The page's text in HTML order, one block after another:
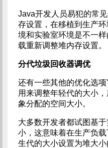
Java开发人员易犯的常
存设置，在移植到生产
境和实验室环境是不一
载重新调整堆内存设置。
分代垃圾回收器调优
还有一些其他的优化选项
用来调整年轻代的大小
象分配的空间大小。
大多数开发者都试图基
小，这意味着在生产负
生代的大小设置为堆大